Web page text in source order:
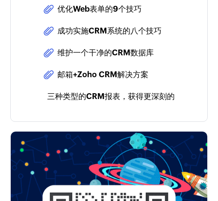
优化Web表单的9个技巧
成功实施CRM系统的八个技巧
维护一个干净的CRM数据库
邮箱+Zoho CRM解决方案
三种类型的CRM报表，获得更深刻的销售分析